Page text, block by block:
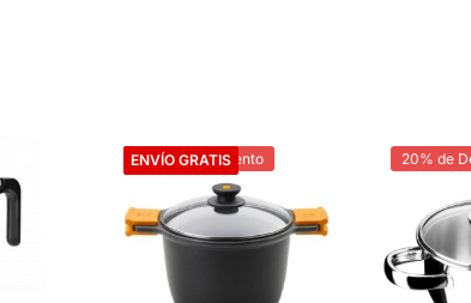
20% de Descuento
ENVÍO GRATIS 20% de